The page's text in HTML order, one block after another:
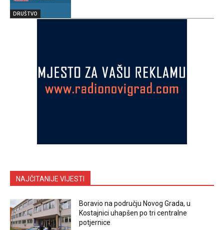
DRUŠTVO
NAJČITANIJE VIJESTI
Boravio na području Novog Grada, u
Kostajnici uhapšen po tri centralne
potjernice